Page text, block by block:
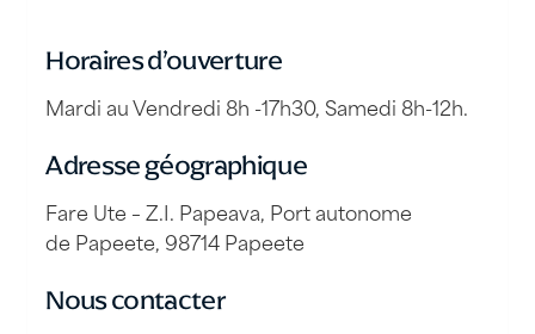
Horaires d’ouverture
Mardi au Vendredi 8h -17h30, Samedi 8h-12h.
Adresse géographique
Fare Ute – Z.I. Papeava, Port autonome
de Papeete, 98714 Papeete
Nous contacter